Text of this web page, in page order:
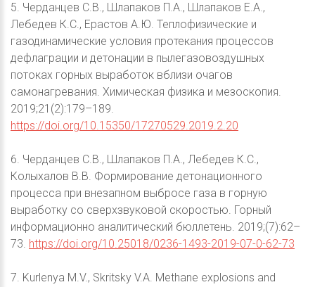
5. Черданцев С.В., Шлапаков П.А., Шлапаков Е.А.,
Лебедев К.С., Ерастов А.Ю. Теплофизические и
газодинамические условия протекания процессов
дефлаграции и детонации в пылегазовоздушных
потоках горных выработок вблизи очагов
самонагревания. Химическая физика и мезоскопия.
2019;21(2):179–189.
https://doi.org/10.15350/17270529.2019.2.20
6. Черданцев С.В., Шлапаков П.А., Лебедев К.С.,
Колыхалов В.В. Формирование детонационного
процесса при внезапном выбросе газа в горную
выработку со сверхзвуковой скоростью. Горный
информационно аналитический бюллетень. 2019;(7):62–
73. https://doi.org/10.25018/0236-1493-2019-07-0-62-73
7. Kurlenya M.V., Skritsky V.A. Methane explosions and